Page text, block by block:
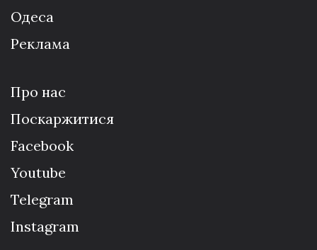
Одеса
Реклама
Про нас
Поскаржитися
Facebook
Youtube
Telegram
Instagram